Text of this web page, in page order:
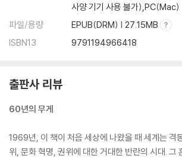
사양 기기 사용 불가),PC(Mac)
파일/용량
EPUB(DRM) | 27.15MB
ISBN13
9791194966418
출판사 리뷰
60년의 무게
1969년, 이 책이 처음 세상에 나왔을 때 세계는 격
위, 문화 혁명, 권위에 대한 거대한 반란의 시대. 그